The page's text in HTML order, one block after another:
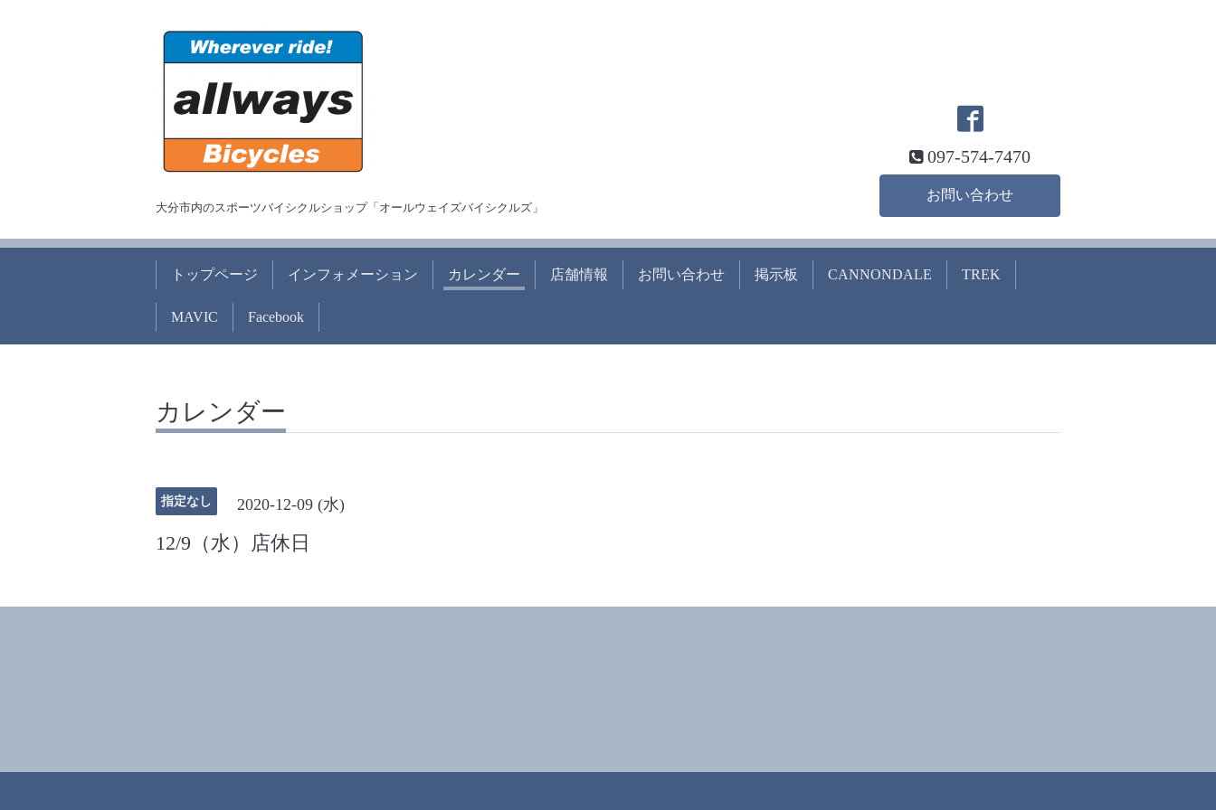
大分市内のスポーツバイシクルショップ「オールウェイズバイシクルズ」
097-574-7470
お問い合わせ
トップページ インフォメーション カレンダー 店舗情報 お問い合わせ 掲示板 CANNONDALE TREK
MAVIC Facebook
カレンダー
指定なし 2020-12-09 (水)
12/9（水）店休日